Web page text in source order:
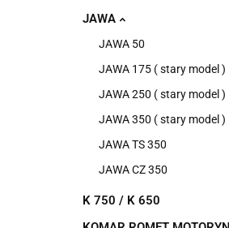
JAWA
JAWA 50
JAWA 175 ( stary model )
JAWA 250 ( stary model )
JAWA 350 ( stary model )
JAWA TS 350
JAWA CZ 350
K 750 / K 650